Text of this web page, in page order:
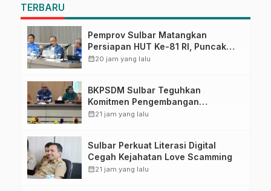
TERBARU
Pemprov Sulbar Matangkan
Persiapan HUT Ke-81 RI, Puncak
Upacara di Lapangan Ahmad
calendar_month20 jam yang lalu
BKPSDM Sulbar Teguhkan
Komitmen Pengembangan
Kompetensi ASN melalui
calendar_month21 jam yang lalu
Sulbar Perkuat Literasi Digital
Cegah Kejahatan Love Scamming
calendar_month21 jam yang lalu